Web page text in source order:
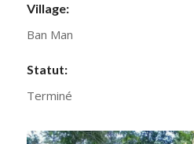
Village:
Ban Man
Statut:
Terminé